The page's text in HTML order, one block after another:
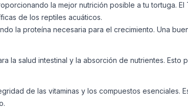
la mejor nutrición posible a tu tortuga. El
de los reptiles acuáticos.
la proteína necesaria para el crecimiento. Una
la salud intestinal y la absorción de nutrientes.
de las vitaminas y los compuestos esenciales.